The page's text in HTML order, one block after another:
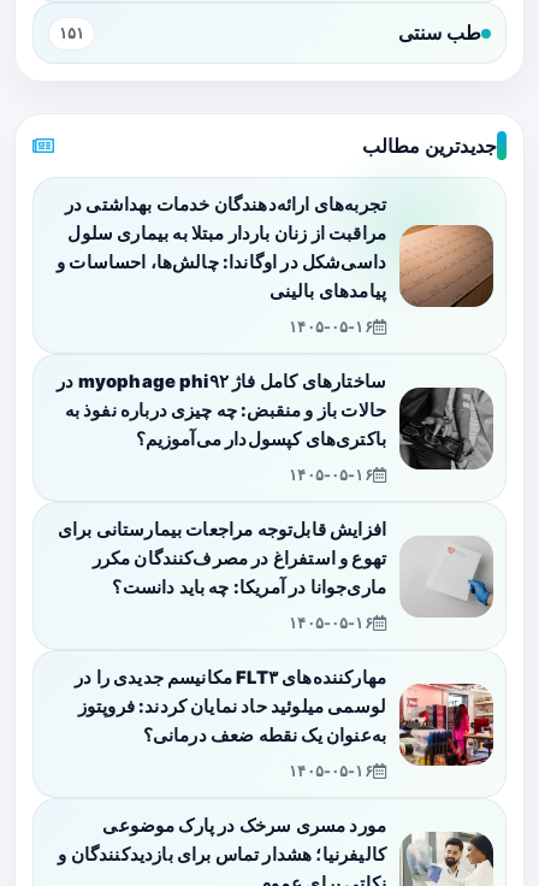
طب سنتی ۱۵۱
جدیدترین مطالب
تجربه‌های ارائه‌دهندگان خدمات بهداشتی در
مراقبت از زنان باردار مبتلا به بیماری سلول
داسی‌شکل در اوگاندا: چالش‌ها، احساسات و
پیامدهای بالینی
۱۴۰۵-۰۵-۱۶
ساختارهای کامل فاژ myophage phi۹۲ در
حالات باز و منقبض: چه چیزی درباره نفوذ به
باکتری‌های کپسول‌دار می‌آموزیم؟
۱۴۰۵-۰۵-۱۶
افزایش قابل‌توجه مراجعات بیمارستانی برای
تهوع و استفراغ در مصرف‌کنندگان مکرر
ماری‌جوانا در آمریکا: چه باید دانست؟
۱۴۰۵-۰۵-۱۶
مهارکننده‌های FLT۳ مکانیسم جدیدی را در
لوسمی میلوئید حاد نمایان کردند: فروپتوز
به‌عنوان یک نقطه ضعف درمانی؟
۱۴۰۵-۰۵-۱۶
مورد مسری سرخک در پارک موضوعی
کالیفرنیا؛ هشدار تماس برای بازدیدکنندگان و